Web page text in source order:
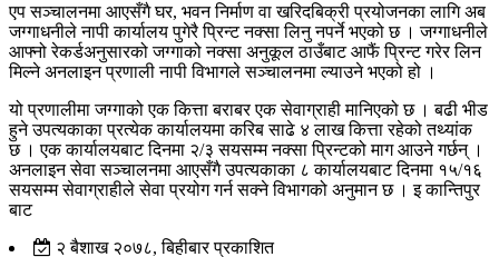
एप सञ्‍चालनमा आएसँगै घर, भवन निर्माण वा खरिदबिक्री प्रयोजनका लागि अब
जग्गाधनीले नापी कार्यालय पुगेरै प्रिन्ट नक्सा लिनु नपर्ने भएको छ । जग्गाधनीले
आफ्नो रेकर्डअनुसारको जग्गाको नक्सा अनुकूल ठाउँबाट आफैं प्रिन्ट गरेर लिन
मिल्ने अनलाइन प्रणाली नापी विभागले सञ्चालनमा ल्याउने भएको हो ।
यो प्रणालीमा जग्गाको एक कित्ता बराबर एक सेवाग्राही मानिएको छ । बढी भीड
हुने उपत्यकाका प्रत्येक कार्यालयमा करिब साढे ४ लाख कित्ता रहेको तथ्यांक
छ । एक कार्यालयबाट दिनमा २/३ सयसम्म नक्सा प्रिन्टको माग आउने गर्छन् ।
अनलाइन सेवा सञ्चालनमा आएसँगै उपत्यकाका ८ कार्यालयबाट दिनमा १५/१६
सयसम्म सेवाग्राहीले सेवा प्रयोग गर्न सक्ने विभागको अनुमान छ । इ कान्तिपुर
बाट
२ बैशाख २०७८, बिहीबार प्रकाशित